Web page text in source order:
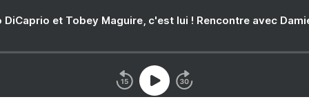
DiCaprio et Tobey Maguire, c'est lui ! Rencontre avec